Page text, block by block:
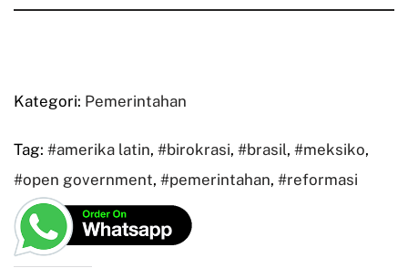
Kategori: Pemerintahan
Tag: #amerika latin, #birokrasi, #brasil, #meksiko,
#open government, #pemerintahan, #reformasi